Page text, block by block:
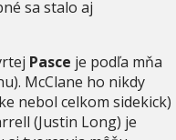
sa stalo aj
Pasce je podľa mňa
McClane ho nikdy
nebol celkom sidekick)
(Justin Long) je